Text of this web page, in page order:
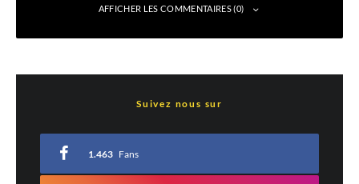
AFFICHER LES COMMENTAIRES (0)
*
Commentaire*
Suivez nous sur
1.463 Fans